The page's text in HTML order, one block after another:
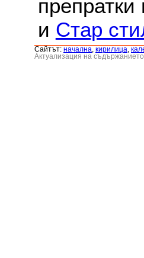
и Стар
Сайтът: началнa кирилица
Актуализация на